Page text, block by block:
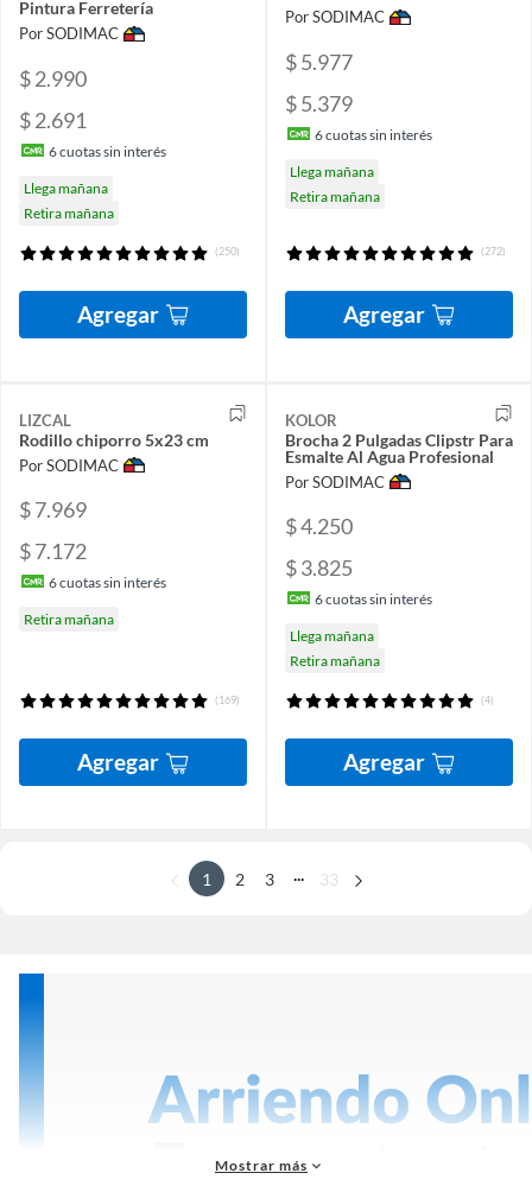
Pintura Ferretería
Por SODIMAC
$ 2.990
$ 2.691
6cuotas sin interés
Llega mañana
Retira mañana
(250)
Agregar
Por SODIMAC
$ 5.977
$ 5.379
6cuotas sin interés
Llega mañana
Retira mañana
(272)
Agregar
LIZCAL
Rodillo chiporro 5x23 cm
Por SODIMAC
$ 7.969
$ 7.172
6cuotas sin interés
Retira mañana
(169)
Agregar
KOLOR
Brocha 2 Pulgadas Clipstr Para
Esmalte Al Agua Profesional
Por SODIMAC
$ 4.250
$ 3.825
6cuotas sin interés
Llega mañana
Retira mañana
(4)
Agregar
1 2 3 33
Mostrar más